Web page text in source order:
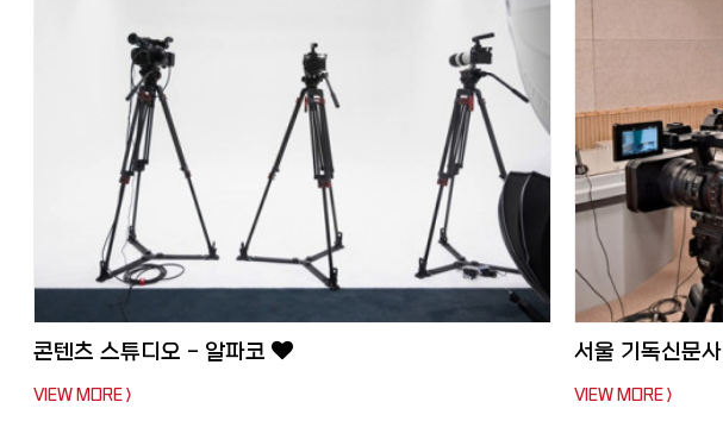
콘텐츠 스튜디오 - 알파코
VIEW MORE >
서울 기독신문사
VIEW MORE >